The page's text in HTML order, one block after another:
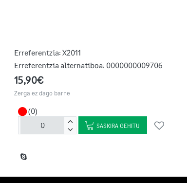
Erreferentzia: X2011
Erreferentzia alternatiboa: 0000000009706
15,90€
Zerga ez dago barne
(0)
SASKIRA GEHITU